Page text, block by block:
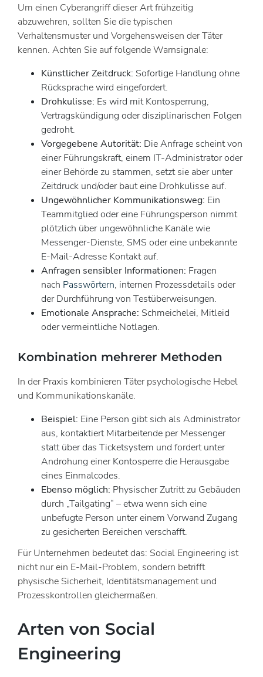
Um einen Cyberangriff dieser Art frühzeitig
abzuwehren, sollten Sie die typischen
Verhaltensmuster und Vorgehensweisen der Täter
kennen. Achten Sie auf folgende Warnsignale:
Künstlicher Zeitdruck: Sofortige Handlung ohne
Rücksprache wird eingefordert.
Drohkulisse: Es wird mit Kontosperrung,
Vertragskündigung oder disziplinarischen Folgen
gedroht.
Vorgegebene Autorität: Die Anfrage scheint von
einer Führungskraft, einem IT-Administrator oder
einer Behörde zu stammen, setzt sie aber unter
Zeitdruck und/oder baut eine Drohkulisse auf.
Ungewöhnlicher Kommunikationsweg: Ein
Teammitglied oder eine Führungsperson nimmt
plötzlich über ungewöhnliche Kanäle wie
Messenger-Dienste, SMS oder eine unbekannte
E-Mail-Adresse Kontakt auf.
Anfragen sensibler Informationen: Fragen
nach Passwörtern, internen Prozessdetails oder
der Durchführung von Testüberweisungen.
Emotionale Ansprache: Schmeichelei, Mitleid
oder vermeintliche Notlagen.
Kombination mehrerer Methoden
In der Praxis kombinieren Täter psychologische Hebel
und Kommunikationskanäle.
Beispiel: Eine Person gibt sich als Administrator
aus, kontaktiert Mitarbeitende per Messenger
statt über das Ticketsystem und fordert unter
Androhung einer Kontosperre die Herausgabe
eines Einmalcodes.
Ebenso möglich: Physischer Zutritt zu Gebäuden
durch „Tailgating“ – etwa wenn sich eine
unbefugte Person unter einem Vorwand Zugang
zu gesicherten Bereichen verschafft.
Für Unternehmen bedeutet das: Social Engineering ist
nicht nur ein E-Mail-Problem, sondern betrifft
physische Sicherheit, Identitätsmanagement und
Prozesskontrollen gleichermaßen.
Arten von Social
Engineering